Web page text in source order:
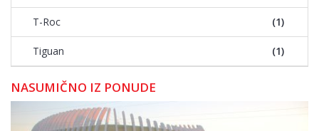
T-Roc (1)
Tiguan (1)
NASUMIČNO IZ PONUDE